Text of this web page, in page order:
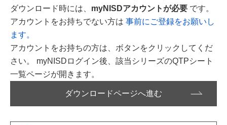
ダウンロード時には、 myNISDアカウントが必要 です。
アカウントをお持ちでない方は 事前にご登録をお願いし
ます。
アカウントをお持ちの方は、ボタンをクリックしてくだ
さい。 myNISDログイン後、該当シリーズのQTPシート
一覧ページが開きます。
ダウンロードページへ進む